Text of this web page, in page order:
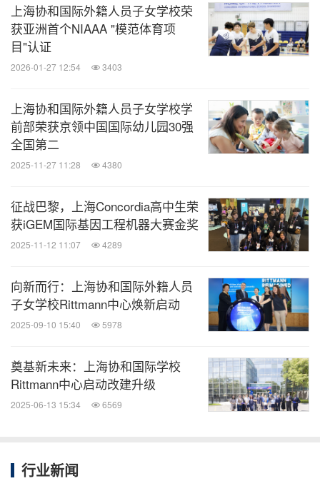
上海协和国际外籍人员子女学校荣
获亚洲首个NIAAA "模范体育项
目"认证
2026-01-27 12:54 3403
上海协和国际外籍人员子女学校学
前部荣获京领中国国际幼儿园30强
全国第二
2025-11-27 11:28 4380
征战巴黎，上海Concordia高中生荣
获iGEM国际基因工程机器大赛金奖
2025-11-12 11:07 4289
向新而行：上海协和国际外籍人员
子女学校Rittmann中心焕新启动
2025-09-10 15:40 5978
奠基新未来：上海协和国际学校
Rittmann中心启动改建升级
2025-06-13 15:34 6569
行业新闻